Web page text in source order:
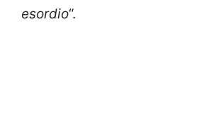
esordio“.